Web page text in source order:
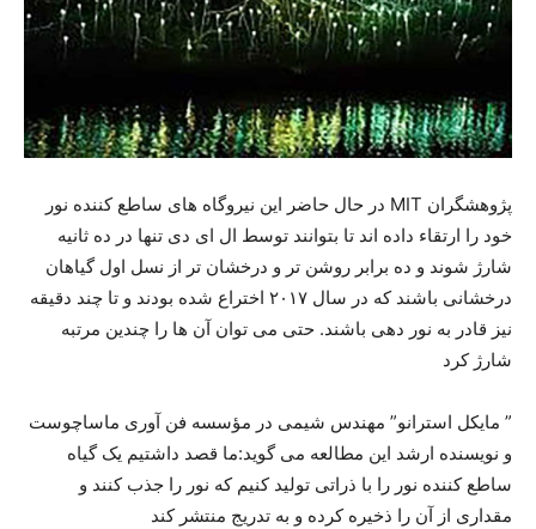
پژوهشگران MIT در حال حاضر این نیروگاه های ساطع کننده نور
خود را ارتقاء داده اند تا بتوانند توسط ال ای دی تنها در ده ثانیه
شارژ شوند و ده برابر روشن تر و درخشان تر از نسل اول گیاهان
درخشانی باشند که در سال ۲۰۱۷ اختراع شده بودند و تا چند دقیقه
نیز قادر به نور دهی باشند. حتی می توان آن ها را چندین مرتبه
شارژ کرد
” مایکل استرانو” مهندس شیمی در مؤسسه فن آوری ماساچوست
و نویسنده ارشد این مطالعه می گوید:ما قصد داشتیم یک گیاه
ساطع کننده نور را با ذراتی تولید کنیم که نور را جذب کنند و
مقداری از آن را ذخیره کرده و به تدریج منتشر کند